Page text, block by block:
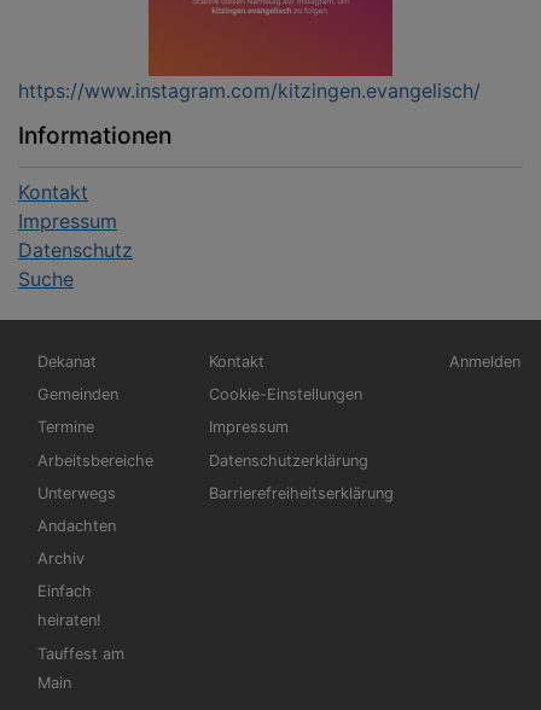
https://www.instagram.com/kitzingen.evangelisch/
Informationen
Kontakt
Impressum
Datenschutz
Suche
Hauptnavigation
Dekanat
Gemeinden
Termine
Arbeitsbereiche
Unterwegs
Andachten
Archiv
Einfach
heiraten!
Tauffest am
Main
Fußbereichsmenü
Kontakt
Cookie-Einstellungen
Impressum
Datenschutzerklärung
Barrierefreiheitserklärung
Anmelden